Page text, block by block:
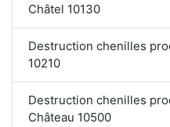
Châtel 10130
Destruction chenilles
10210
Destruction chenilles
Château 10500